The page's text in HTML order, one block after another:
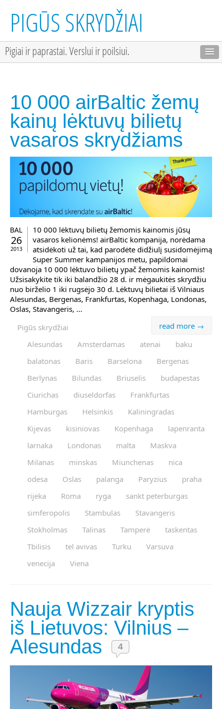
PIGŪS SKRYDŽIAI
Pigiai ir paprastai. Verslui ir poilsiui.
10 000 airBaltic žemų
kainų lėktuvų bilietų
vasaros skrydžiams
BAL
26
2013
10 000 lėktuvų bilietų žemomis kainomis jūsų
vasaros kelionėms! airBaltic kompanija, norėdama
atsidėkoti už tai, kad parodėte didžiulį susidomėjimą
Super Summer kampanijos metu, papildomai
dovanoja 10 000 lėktuvo bilietų ypač žemomis kainomis!
Užsisakykite tik iki balandžio 28 d. ir mėgaukitės skrydžiu
nuo birželio 1 iki rugsėjo 30 d. Lėktuvų bilietai iš Vilniaus
Alesundas, Bergenas, Frankfurtas, Kopenhaga, Londonas,
Oslas, Stavangeris, ...
read more →
Pigūs skrydžiai
Alesundas
Amsterdamas atenai
baku
balatonas
Baris Barselona
Bergenas
Berlynas
Bilundas Briuselis
budapestas
Ciurichas
diuseldorfas
Frankfurtas
Hamburgas
Helsinkis
Kaliningradas
Kijevas
kisiniovas Kopenhaga
lapenranta
larnaka
Londonas malta
Maskva
Milanas
minskas Miunchenas
nica
odesa
Oslas palanga Paryzius
praha
rijeka
Roma ryga
sankt peterburgas
simferopolis
Stambulas
Stavangeris
Stokholmas
Talinas Tamperė
taskentas
Tbilisis
tel avivas Turku
Varsuva
venecija
Viena
Nauja Wizzair kryptis
iš Lietuvos: Vilnius –
Alesundas
4